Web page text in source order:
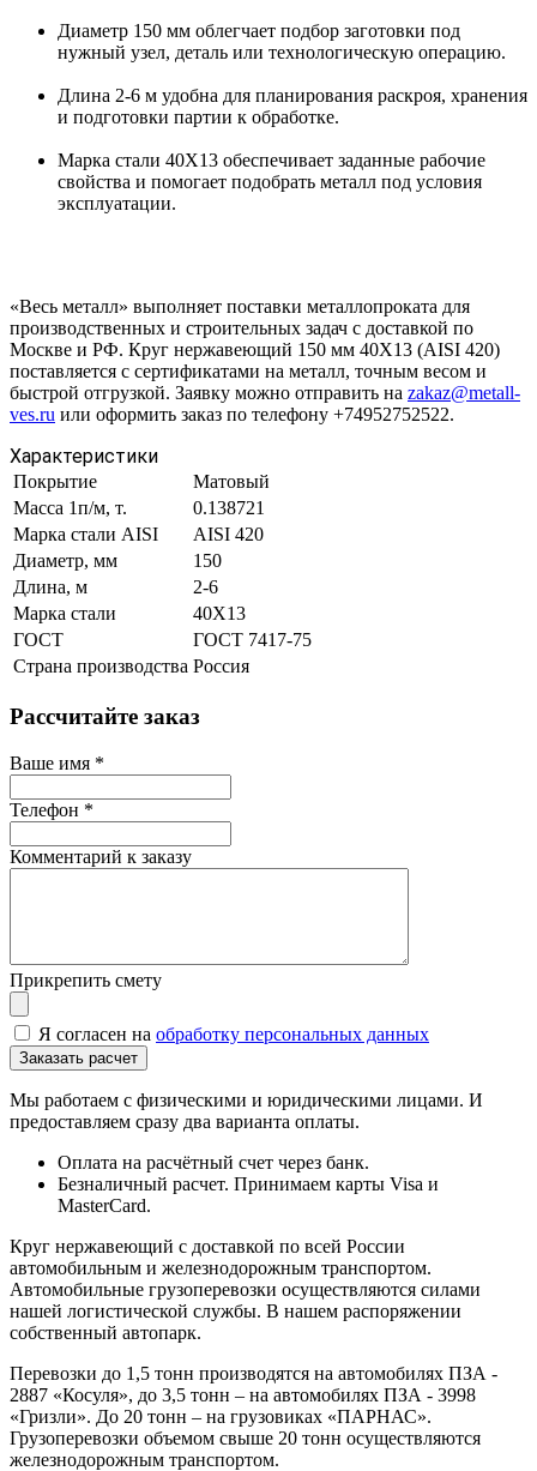
Диаметр 150 мм облегчает подбор заготовки под
нужный узел, деталь или технологическую операцию.
Длина 2-6 м удобна для планирования раскроя, хранения
и подготовки партии к обработке.
Марка стали 40Х13 обеспечивает заданные рабочие
свойства и помогает подобрать металл под условия
эксплуатации.
«Весь металл» выполняет поставки металлопроката для
производственных и строительных задач с доставкой по
Москве и РФ. Круг нержавеющий 150 мм 40Х13 (AISI 420)
поставляется с сертификатами на металл, точным весом и
быстрой отгрузкой. Заявку можно отправить на zakaz@metall-
ves.ru или оформить заказ по телефону +74952752522.
Характеристики
Покрытие
Матовый
Масса 1п/м, т.
0.138721
Марка стали AISI
AISI 420
Диаметр, мм
150
Длина, м
2-6
Марка стали
40Х13
ГОСТ
ГОСТ 7417-75
Страна производства Россия
Рассчитайте заказ
Ваше имя *
Телефон *
Комментарий к заказу
Прикрепить смету
Я согласен на обработку персональных данных
Мы работаем с физическими и юридическими лицами. И
предоставляем сразу два варианта оплаты.
Оплата на расчётный счет через банк.
Безналичный расчет. Принимаем карты Visa и
MasterCard.
Круг нержавеющий с доставкой по всей России
автомобильным и железнодорожным транспортом.
Автомобильные грузоперевозки осуществляются силами
нашей логистической службы. В нашем распоряжении
собственный автопарк.
Перевозки до 1,5 тонн производятся на автомобилях ПЗА -
2887 «Косуля», до 3,5 тонн – на автомобилях ПЗА - 3998
«Гризли». До 20 тонн – на грузовиках «ПАРНАС».
Грузоперевозки объемом свыше 20 тонн осуществляются
железнодорожным транспортом.